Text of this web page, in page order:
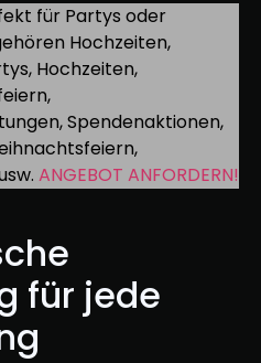
für Partys oder
Hochzeiten,
Hochzeiten,
Spendenaktionen,
ANGEBOT ANFORDERN!
für jede